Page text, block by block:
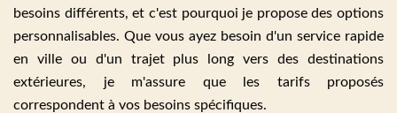
besoins différents, et c'est pourquoi je propose des options
personnalisables. Que vous ayez besoin d'un service rapide
en ville ou d'un trajet plus long vers des destinations
extérieures, je m'assure que les tarifs proposés
correspondent à vos besoins spécifiques.